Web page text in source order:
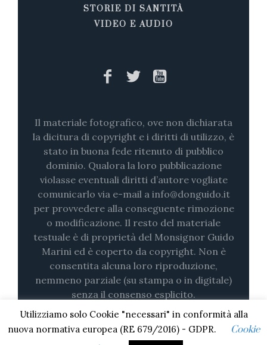
STORIE DI SANTITÀ
VIDEO E AUDIO
Il materiale fotografico, ove non dichiarata
la dicitura di copyright e i diritti di utilizzo, è
stato in buona fede ritenuto di pubblico
dominio. Qualora la loro pubblicazione
violasse eventuali diritti d’autore vogliate
comunicarlo via e-mail a info@donguido.it
per provvedere alla conseguente rimozione
o modificazione. Il resto del materiale
testuale è di proprietà del Monsignor Guido
Marini ed è coperto da copyright. Non è
consentita alcuna loro riproduzione,
nemmeno parziale (su stampa o in digitale)
senza il consenso esplicito.
Utilizziamo solo Cookie "necessari" in conformità alla
nuova normativa europea (RE 679/2016) - GDPR.
Cookie